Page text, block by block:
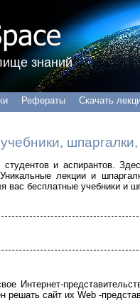
знаний
Рефераты Скачать
и аспирантов.
лекции и
бесплатные учебники и
Интернет-
решать сайт их Web -